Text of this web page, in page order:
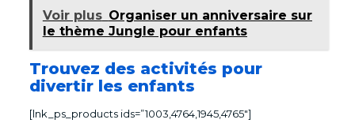
Voir plus Organiser un anniversaire sur
le thème Jungle pour enfants
Trouvez des activités pour
divertir les enfants
[lnk_ps_products ids=”1003,4764,1945,4765″]